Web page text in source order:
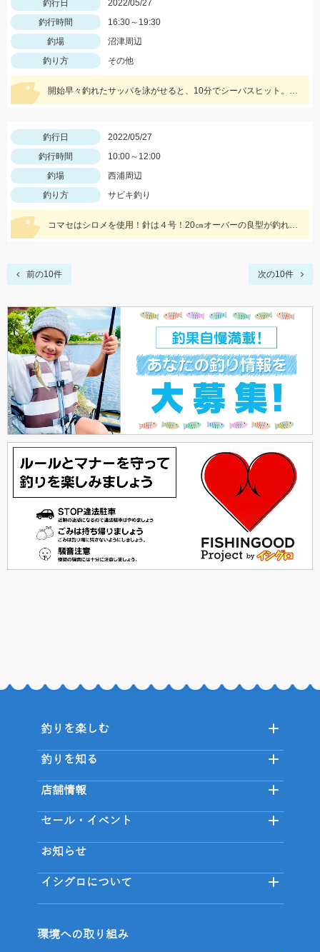
釣行日
2022/05/27
釣行時間
16:30～19:30
釣場
沼津周辺
釣り方
その他
開始早々釣れたサッパを泳がせると、10分でシーバスヒット。その後粘るも肝心のアオリイカが釣れない。
釣行日
2022/05/27
釣行時間
10:00～12:00
釣場
西浦周辺
釣り方
サビキ釣り
コマセはシロメを使用！針は４号！20㎝オーバーの良型が釣れているようです！
前の10件 次の10件
釣りを楽しむ
釣りを知る
店舗情報
セール・イベント
お知らせ
イシグロについて
環境への取り組み